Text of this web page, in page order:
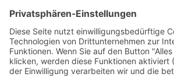
Künstler 2004
Alle Ausstellungsorte